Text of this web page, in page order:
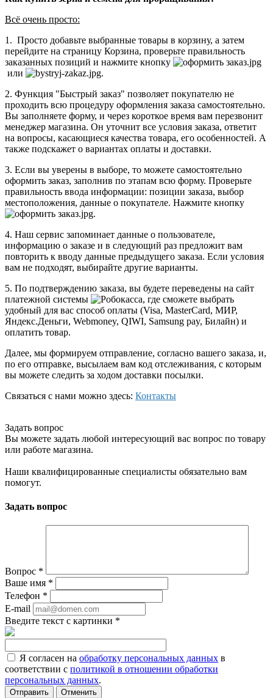
Всё очень просто:
1. Просто добавьте выбранные товары в корзину, а затем
перейдите на страницу Корзина, проверьте правильность
заказанных позиций и нажмите кнопку
или
.
2. Функция "Быстрый заказ" позволяет покупателю не
проходить всю процедуру оформления заказа самостоятельно.
Вы заполняете форму, и через короткое время вам перезвонит
менеджер магазина. Он уточнит все условия заказа, ответит
на вопросы, касающиеся качества товара, его особенностей. А
также подскажет о вариантах оплаты и доставки.
3. Если вы уверены в выборе, то можете самостоятельно
оформить заказ, заполнив по этапам всю форму. Проверьте
правильность ввода информации: позиции заказа, выбор
местоположения, данные о покупателе. Нажмите кнопку
.
4. Наш сервис запоминает данные о пользователе,
информацию о заказе и в следующий раз предложит вам
повторить к вводу данные предыдущего заказа. Если условия
вам не подходят, выбирайте другие варианты.
5. По подтверждению заказа, вы будете переведены на сайт
платежной системы
, где сможете выбрать
удобный для вас способ оплаты (Visa, MasterCard, МИР,
Яндекс.Деньги, Webmoney, QIWI, Samsung pay, Билайн) и
оплатить товар.
Далее, мы формируем отправление, согласно вашего заказа, и,
по его отправке, высылаем вам код отслеживания, с которым
вы можете следить за ходом доставки посылки.
Связаться с нами можно здесь: Контакты
Задать вопрос
Вы можете задать любой интересующий вас вопрос по товару
или работе магазина.
Наши квалифицированные специалисты обязательно вам
помогут.
Задать вопрос
Вопрос *
Ваше имя *
Телефон *
E-mail
Введите текст с картинки *
Я согласен на обработку персональных данных в
соответствии с политикой в отношении обработки
персональных данных.
Отменить